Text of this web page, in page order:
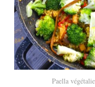
Paella